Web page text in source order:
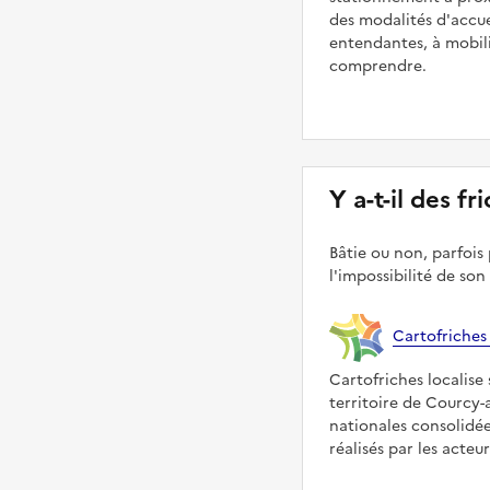
des modalités
entendantes, à
comprendre.
Y a-t-il des
Bâtie ou non,
l'impossibilité de
Cartofriches
Cartofriches localise
territoire de Courcy-
nationales
réalisés par les